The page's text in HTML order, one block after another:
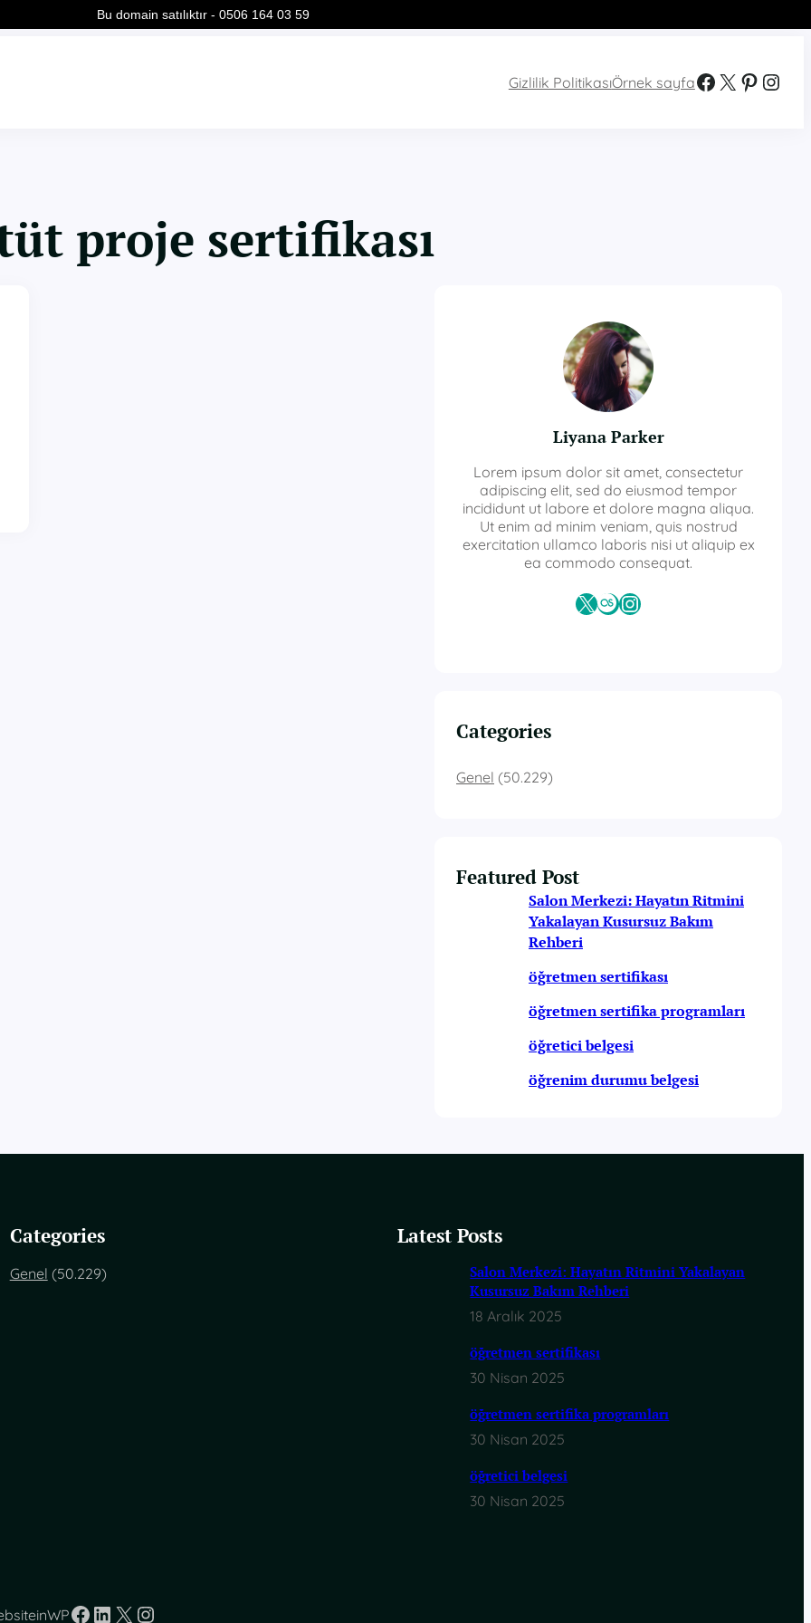
Gizlilik PolitikasıÖrnek sayfaFacebook X Pinterest Instagram
proje sertifikası
Liyana Parker
Lorem ipsum dolor sit amet, consectetur
adipiscing elit, sed do eiusmod tempor
incididunt ut labore et dolore magna aliqua.
Ut enim ad minim veniam, quis nostrud
exercitation ullamco laboris nisi ut aliquip ex
ea commodo consequat.
X Last.fmInstagram
Categories
Genel (50.229)
Featured Post
Salon Merkezi: Hayatın Ritmini
Yakalayan Kusursuz Bakım
Rehberi
öğretmen sertifikası
öğretmen sertifika programları
öğretici belgesi
öğrenim durumu belgesi
Categories
Genel (50.229)
Latest Posts
Salon Merkezi: Hayatın Ritmini Yakalayan
Kusursuz Bakım Rehberi
18 Aralık 2025
öğretmen sertifikası
30 Nisan 2025
öğretmen sertifika programları
30 Nisan 2025
öğretici belgesi
30 Nisan 2025
Facebook
LinkedIn
X Instagram
Bu domain satılıktır - 0506 164 03 59